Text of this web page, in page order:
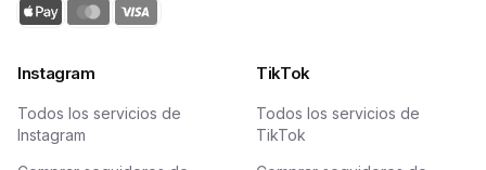
Instagram
Todos los servicios de
Instagram
TikTok
Todos los servicios de
TikTok